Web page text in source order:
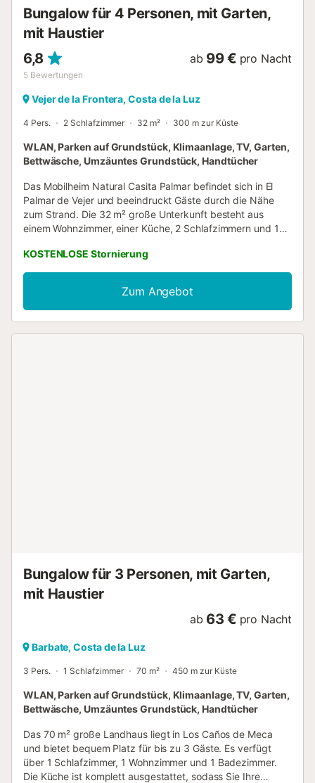
Bungalow für 4 Personen, mit Garten,
mit Haustier
6,8
5 Bewertungen
ab 99 € pro Nacht
Vejer de la Frontera, Costa de la Luz
4 Pers. 2 Schlafzimmer 32 m² 300 m zur Küste
WLAN, Parken auf Grundstück, Klimaanlage, TV, Garten,
Bettwäsche, Umzäuntes Grundstück, Handtücher
Das Mobilheim Natural Casita Palmar befindet sich in El
Palmar de Vejer und beeindruckt Gäste durch die Nähe
zum Strand. Die 32 m² große Unterkunft besteht aus
einem Wohnzimmer, einer Küche, 2 Schlafzimmern und 1
Ausstattung gehören außerdem Highspeed-WLAN (für
Videoanrufe geeignet), ein TV, eine Klimaanlage sowie eine
Waschmaschine. Dieses Ferienhaus bietet einen privaten
Außenbereich mit Garten und überdachter Terrasse. Die
Unterkunft befindet sich in günstiger Lage nur 300 m vom
KOSTENLOSE Stornierung
Zum Angebot
Bungalow für 3 Personen, mit Garten,
mit Haustier
ab 63 € pro Nacht
Barbate, Costa de la Luz
3 Pers. 1 Schlafzimmer 70 m² 450 m zur Küste
WLAN, Parken auf Grundstück, Klimaanlage, TV, Garten,
Bettwäsche, Umzäuntes Grundstück, Handtücher
Das 70 m² große Landhaus liegt in Los Caños de Meca
und bietet bequem Platz für bis zu 3 Gäste. Es verfügt
über 1 Schlafzimmer, 1 Wohnzimmer und 1 Badezimmer.
Die Küche ist komplett ausgestattet, sodass Sie Ihre